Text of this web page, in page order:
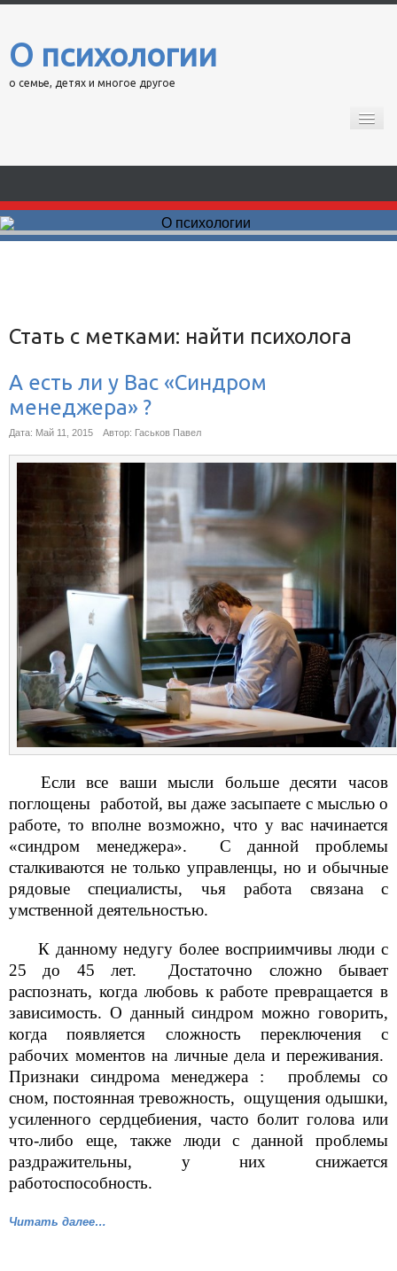
О психологии
о семье, детях и многое другое
Кинопсихотерапия
Стать с метками: найти психолога
А есть ли у Вас «Синдром
менеджера» ?
Дата: Май 11, 2015 Автор: Гаськов Павел
Если все ваши мысли больше десяти часов
поглощены работой, вы даже засыпаете с мыслью о
работе, то вполне возможно, что у вас начинается
«синдром менеджера». С данной проблемы
сталкиваются не только управленцы, но и обычные
рядовые специалисты, чья работа связана с
умственной деятельностью.
К данному недугу более восприимчивы люди с
25 до 45 лет. Достаточно сложно бывает
распознать, когда любовь к работе превращается в
зависимость. О данный синдром можно говорить,
когда появляется сложность переключения с
рабочих моментов на личные дела и переживания.
Признаки синдрома менеджера : проблемы со
сном, постоянная тревожность, ощущения одышки,
усиленного сердцебиения, часто болит голова или
что-либо еще, также люди с данной проблемы
раздражительны, у них снижается
работоспособность.
Читать далее…